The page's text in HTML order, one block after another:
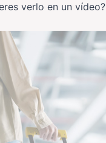
verlo en un vídeo?